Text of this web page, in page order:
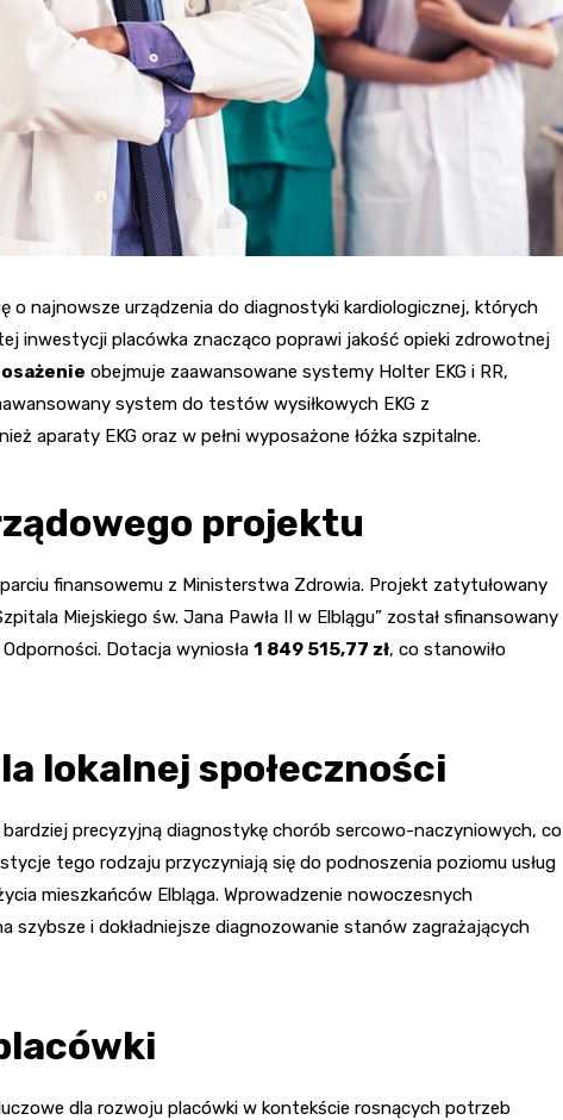
Fryzjer
Poczta
Kino
o najnowsze urządzenia do diagnostyki kardiologicznej, których
inwestycji placówka znacząco poprawi jakość opieki zdrowotnej
obejmuje zaawansowane systemy Holter EKG i RR,
system do testów wysiłkowych EKG z
aparaty EKG oraz w pełni wyposażone łóżka szpitalne.
projektu
finansowemu z Ministerstwa Zdrowia. Projekt zatytułowany
Miejskiego św. Jana Pawła II w Elblągu” został sfinansowany
Dotacja wyniosła 1 849 515,77 zł, co stanowiło
lokalnej społeczności
precyzyjną diagnostykę chorób sercowo-naczyniowych, co
tego rodzaju przyczyniają się do podnoszenia poziomu usług
mieszkańców Elbląga. Wprowadzenie nowoczesnych
szybsze i dokładniejsze diagnozowanie stanów zagrażających
dla rozwoju placówki w kontekście rosnących potrzeb